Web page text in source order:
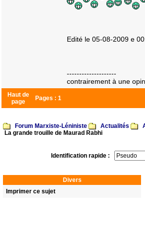
Edité le 05-08-2009 e
--------------------
contrairement à une
Haut de
page
Pages : 1
Forum Marxiste-Léniniste Actualités
La grande trouille de Maurad Rabhi
Identification rapide :
Divers
Imprimer ce sujet